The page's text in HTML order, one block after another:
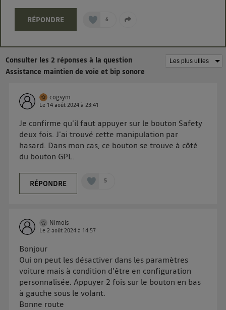
RÉPONDRE 6
Consulter les 2 réponses à la question
Assistance maintien de voie et bip sonore
cogsym
Le 14 août 2024 à23:41
Je confirme qu'il faut appuyer sur le bouton Safety
deux fois. J'ai trouvé cette manipulation par
hasard. Dans mon cas, ce bouton se trouve à côté
du bouton GPL.
RÉPONDRE 5
Nimois
Le2 août 2024 à 14:57
Bonjour
Oui on peut les désactiver dans les paramètres
voiture mais à condition d'être en configuration
personnalisée. Appuyer 2 fois sur le bouton en bas
à gauche sous le volant.
Bonne route
L'identifiant est associé à votre connexion internet.
Ainsi, toutes les personnes utilisant la même
même identifiant. En général :
Pour uneconnexion foyer (ex : Wi-Fi), la personnalisation sera basée
sur la navigation des membres du foyer ayant consentis.
Vous pouvez à tout moment retirer ce consentement
« gérer Utiq » en bas de ce site. Pour plus
d'informations, veuillez consulterla Politique
d'information sur les données personnelles